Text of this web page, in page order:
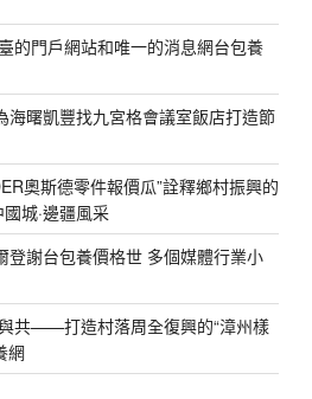
的門戶網站和唯一的消息網台包養
海曙凱豐找九宮格會議室飯店打造節
奧斯德零件報價瓜”詮釋鄉村振興的
城·邊疆風采
登謝台包養價格世 多個媒體行業小
共——打造村落周全復興的“漳州樣
網